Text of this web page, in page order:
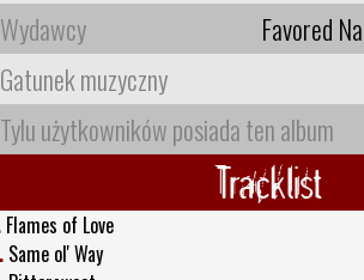
Wydawcy
Favored
Gatunek muzyczny
Tylu użytkowników posiada ten album
Tracklist
Flames of Love
Same ol' Way